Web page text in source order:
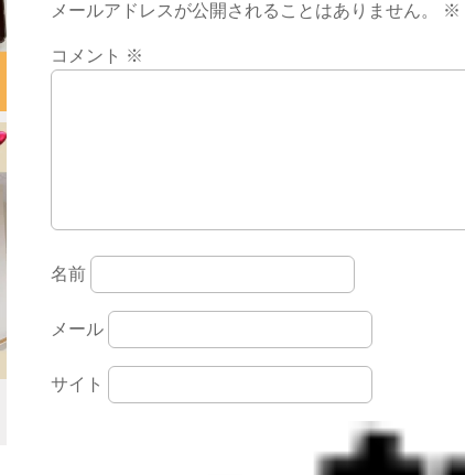
メールアドレスが公開されることはありません。 ※
コメント ※
名前
メール
サイト